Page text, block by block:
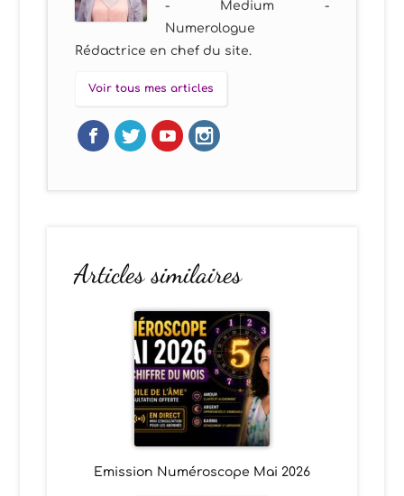
- Medium -
Numerologue
Rédactrice en chef du site.
Voir tous mes articles
Articles similaires
Emission Numéroscope Mai 2026